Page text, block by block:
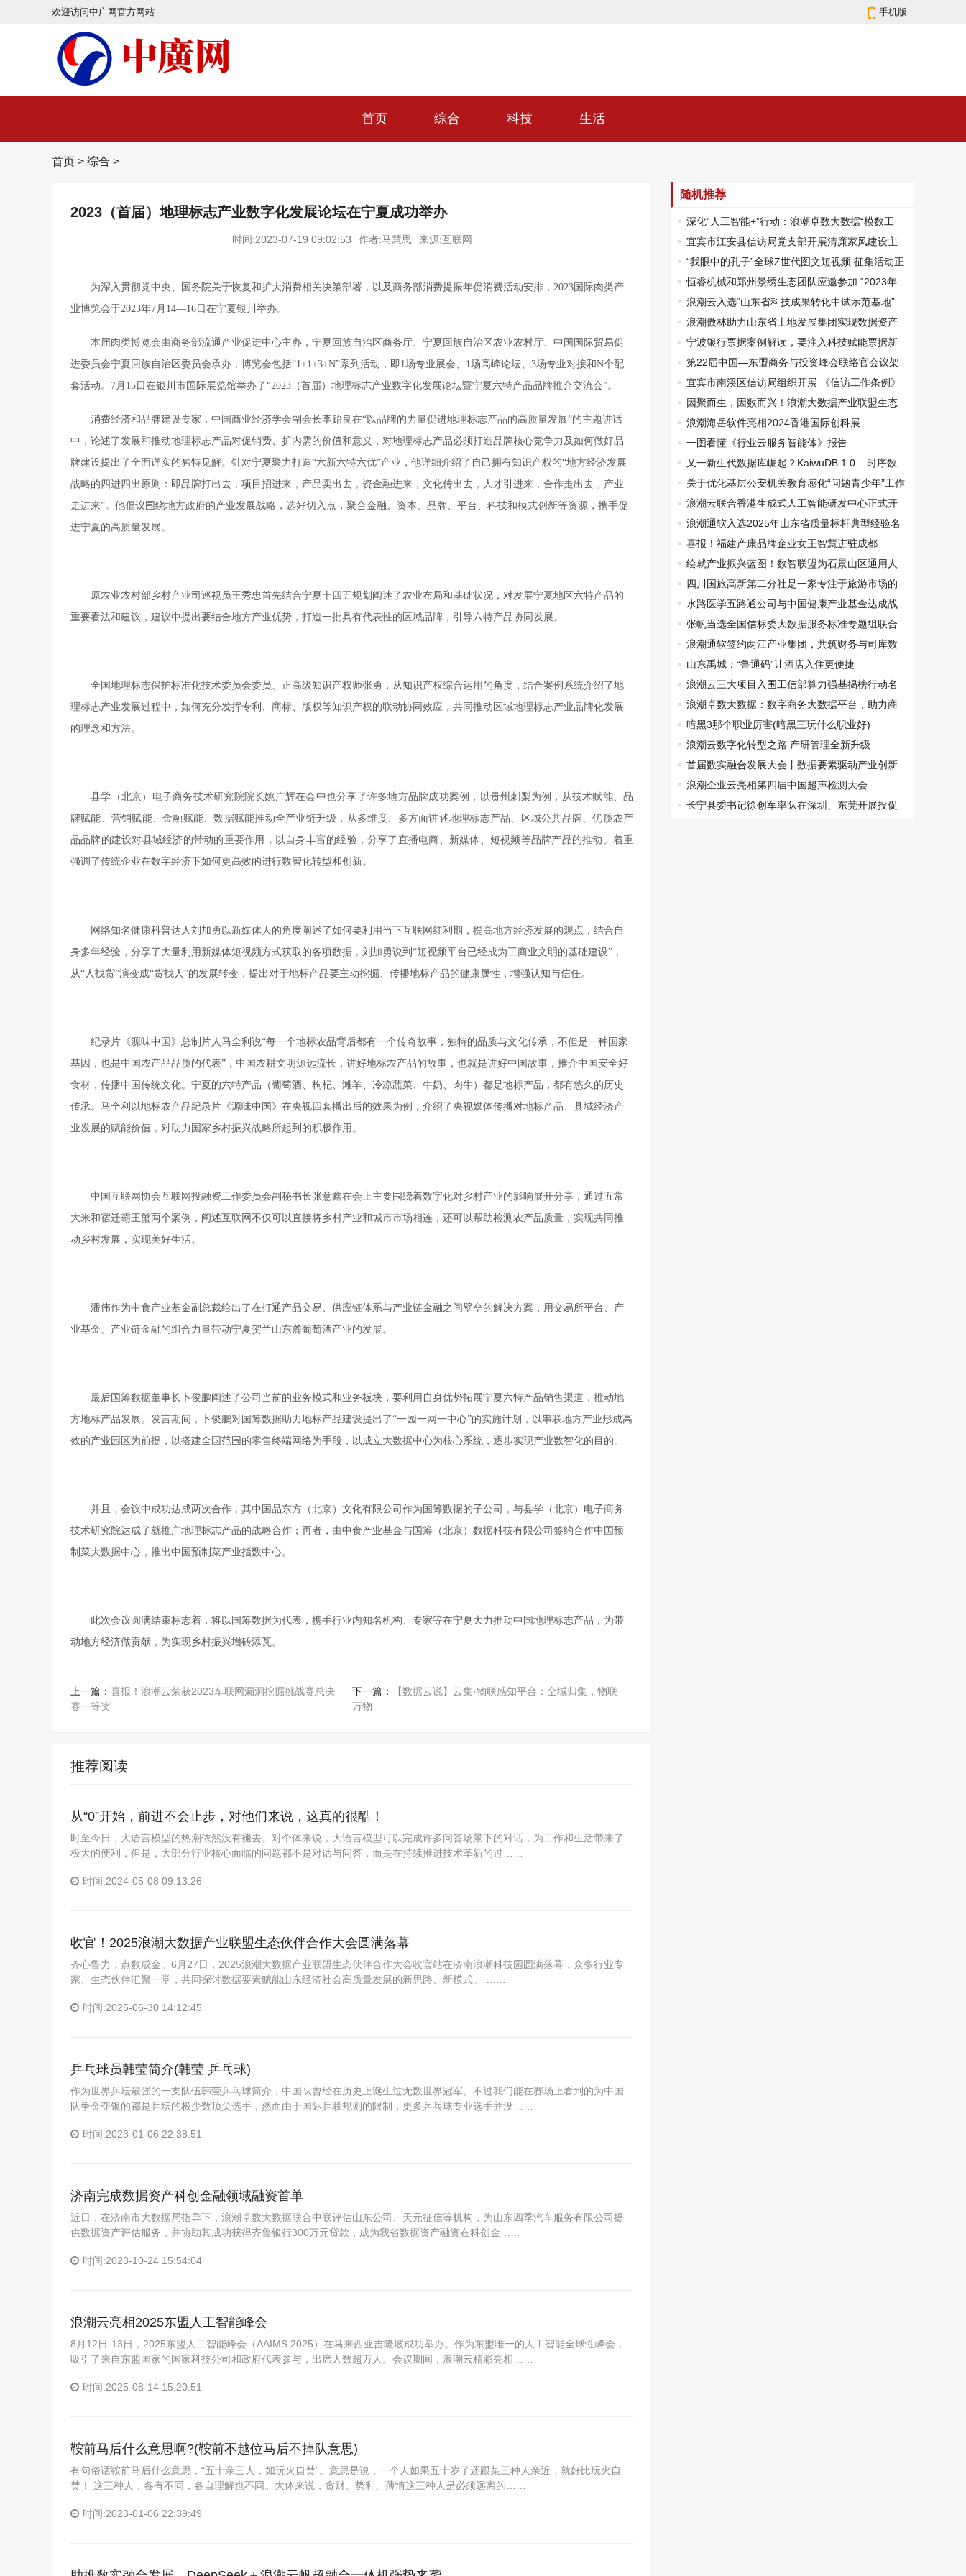
欢迎访问中广网官方网站 手机版
首页 综合 科技 生活
首页 > 综合 >
2023（首届）地理标志产业数字化发展论坛在宁夏成功举办
时间:2023-07-19 09:02:53 作者:马慧思 来源:互联网
为深入贯彻党中央、国务院关于恢复和扩大消费相关决策部署，以及商务部消费提振年促消费活动安排，2023国际肉类产
业博览会于2023年7月14—16日在宁夏银川举办。
本届肉类博览会由商务部流通产业促进中心主办，宁夏回族自治区商务厅、宁夏回族自治区农业农村厅、中国国际贸易促
进委员会宁夏回族自治区委员会承办，博览会包括“1+1+3+N”系列活动，即1场专业展会、1场高峰论坛、3场专业对接和N个配
套活动。7月15日在银川市国际展览馆举办了“2023（首届）地理标志产业数字化发展论坛暨宁夏六特产品品牌推介交流会”。
消费经济和品牌建设专家，中国商业经济学会副会长李贻良在“以品牌的力量促进地理标志产品的高质量发展”的主题讲话
中，论述了发展和推动地理标志产品对促销费、扩内需的价值和意义，对地理标志产品必须打造品牌核心竞争力及如何做好品
牌建设提出了全面详实的独特见解。针对宁夏聚力打造“六新六特六优”产业，他详细介绍了自己拥有知识产权的“地方经济发展
战略的四进四出原则：即品牌打出去，项目招进来，产品卖出去，资金融进来，文化传出去，人才引进来，合作走出去，产业
走进来”。他倡议围绕地方政府的产业发展战略，选好切入点，聚合金融、资本、品牌、平台、科技和模式创新等资源，携手促
进宁夏的高质量发展。
原农业农村部乡村产业司巡视员王秀忠首先结合宁夏十四五规划阐述了农业布局和基础状况，对发展宁夏地区六特产品的
重要看法和建议，建议中提出要结合地方产业优势，打造一批具有代表性的区域品牌，引导六特产品协同发展。
全国地理标志保护标准化技术委员会委员、正高级知识产权师张勇，从知识产权综合运用的角度，结合案例系统介绍了地
理标志产业发展过程中，如何充分发挥专利、商标、版权等知识产权的联动协同效应，共同推动区域地理标志产业品牌化发展
的理念和方法。
县学（北京）电子商务技术研究院院长姚广辉在会中也分享了许多地方品牌成功案例，以贵州刺梨为例，从技术赋能、品
牌赋能、营销赋能、金融赋能、数据赋能推动全产业链升级，从多维度、多方面讲述地理标志产品、区域公共品牌、优质农产
品品牌的建设对县域经济的带动的重要作用，以自身丰富的经验，分享了直播电商、新媒体、短视频等品牌产品的推动。着重
强调了传统企业在数字经济下如何更高效的进行数智化转型和创新。
网络知名健康科普达人刘加勇以新媒体人的角度阐述了如何要利用当下互联网红利期，提高地方经济发展的观点，结合自
身多年经验，分享了大量利用新媒体短视频方式获取的各项数据，刘加勇说到“短视频平台已经成为工商业文明的基础建设”，
从“人找货”演变成“货找人”的发展转变，提出对于地标产品要主动挖掘、传播地标产品的健康属性，增强认知与信任。
纪录片《源味中国》总制片人马全利说“每一个地标农品背后都有一个传奇故事，独特的品质与文化传承，不但是一种国家
基因，也是中国农产品品质的代表”，中国农耕文明源远流长，讲好地标农产品的故事，也就是讲好中国故事，推介中国安全好
食材，传播中国传统文化。宁夏的六特产品（葡萄酒、枸杞、滩羊、冷凉蔬菜、牛奶、肉牛）都是地标产品，都有悠久的历史
传承。马全利以地标农产品纪录片《源味中国》在央视四套播出后的效果为例，介绍了央视媒体传播对地标产品、县域经济产
业发展的赋能价值，对助力国家乡村振兴战略所起到的积极作用。
中国互联网协会互联网投融资工作委员会副秘书长张意鑫在会上主要围绕着数字化对乡村产业的影响展开分享，通过五常
大米和宿迁霸王蟹两个案例，阐述互联网不仅可以直接将乡村产业和城市市场相连，还可以帮助检测农产品质量，实现共同推
动乡村发展，实现美好生活。
潘伟作为中食产业基金副总裁给出了在打通产品交易、供应链体系与产业链金融之间壁垒的解决方案，用交易所平台、产
业基金、产业链金融的组合力量带动宁夏贺兰山东麓葡萄酒产业的发展。
最后国筹数据董事长卜俊鹏阐述了公司当前的业务模式和业务板块，要利用自身优势拓展宁夏六特产品销售渠道，推动地
方地标产品发展。发言期间，卜俊鹏对国筹数据助力地标产品建设提出了“一园一网一中心”的实施计划，以串联地方产业形成高
效的产业园区为前提，以搭建全国范围的零售终端网络为手段，以成立大数据中心为核心系统，逐步实现产业数智化的目的。
并且，会议中成功达成两次合作，其中国品东方（北京）文化有限公司作为国筹数据的子公司，与县学（北京）电子商务
技术研究院达成了就推广地理标志产品的战略合作；再者，由中食产业基金与国筹（北京）数据科技有限公司签约合作中国预
制菜大数据中心，推出中国预制菜产业指数中心。
此次会议圆满结束标志着，将以国筹数据为代表，携手行业内知名机构、专家等在宁夏大力推动中国地理标志产品，为带
动地方经济做贡献，为实现乡村振兴增砖添瓦。
上一篇： 喜报！浪潮云荣获2023车联网漏洞挖掘挑战赛总决
赛一等奖
下一篇：
【数据云说】云集·物联感知平台：全域归集，物联
万物
推荐阅读
从“0”开始，前进不会止步，对他们来说，这真的很酷！
时至今日，大语言模型的热潮依然没有褪去。对个体来说，大语言模型可以完成许多问答场景下的对话，为工作和生活带来了
极大的便利，但是，大部分行业核心面临的问题都不是对话与问答，而是在持续推进技术革新的过……
时间:2024-05-08 09:13:26
收官！2025浪潮大数据产业联盟生态伙伴合作大会圆满落幕
齐心鲁力，点数成金。6月27日，2025浪潮大数据产业联盟生态伙伴合作大会收官站在济南浪潮科技园圆满落幕，众多行业专
家、生态伙伴汇聚一堂，共同探讨数据要素赋能山东经济社会高质量发展的新思路、新模式。 ……
时间:2025-06-30 14:12:45
乒乓球员韩莹简介(韩莹 乒乓球)
作为世界乒坛最强的一支队伍韩莹乒乓球简介，中国队曾经在历史上诞生过无数世界冠军。不过我们能在赛场上看到的为中国
队争金夺银的都是乒坛的极少数顶尖选手，然而由于国际乒联规则的限制，更多乒乓球专业选手并没……
时间:2023-01-06 22:38:51
济南完成数据资产科创金融领域融资首单
近日，在济南市大数据局指导下，浪潮卓数大数据联合中联评估山东公司、天元征信等机构，为山东四季汽车服务有限公司提
供数据资产评估服务，并协助其成功获得齐鲁银行300万元贷款，成为我省数据资产融资在科创金……
时间:2023-10-24 15:54:04
浪潮云亮相2025东盟人工智能峰会
8月12日-13日，2025东盟人工智能峰会（AAIMS 2025）在马来西亚吉隆坡成功举办。作为东盟唯一的人工智能全球性峰会，
吸引了来自东盟国家的国家科技公司和政府代表参与，出席人数超万人。会议期间，浪潮云精彩亮相……
时间:2025-08-14 15:20:51
鞍前马后什么意思啊?(鞍前不越位马后不掉队意思)
有句俗话鞍前马后什么意思，“五十亲三人，如玩火自焚”。意思是说，一个人如果五十岁了还跟某三种人亲近，就好比玩火自
焚！ 这三种人，各有不同，各自理解也不同。大体来说，贪财、势利、薄情这三种人是必须远离的……
时间:2023-01-06 22:39:49
随机推荐
深化“人工智能+”行动：浪潮卓数大数据“模数工
坊”重装升级，激活数据要素新动能
宜宾市江安县信访局党支部开展清廉家风建设主
题党日活动
“我眼中的孔子”全球Z世代图文短视频 征集活动正
式启动
恒睿机械和郑州景绣生态团队应邀参加 “2023年
黄河流域生态修复技术创新论坛”
浪潮云入选“山东省科技成果转化中试示范基地”
浪潮傲林助力山东省土地发展集团实现数据资产
入表宁波银行票据案例解读，要注入科技赋能票据新
形式第22届中国—东盟商务与投资峰会联络官会议架
起共商共办沟通桥梁
宜宾市南溪区信访局组织开展 《信访工作条例》
知识竞赛
因聚而生，因数而兴！浪潮大数据产业联盟生态
伙伴合作大会-四川站成功举办
浪潮海岳软件亮相2024香港国际创科展
一图看懂《行业云服务智能体》报告
又一新生代数据库崛起？KaiwuDB 1.0 – 时序数
据库正式发布
关于优化基层公安机关教育感化“问题青少年”工作
的路径探索
浪潮云联合香港生成式人工智能研发中心正式开
通Token出海服务
浪潮通软入选2025年山东省质量标杆典型经验名
单喜报！福建产康品牌企业女王智慧进驻成都
绘就产业振兴蓝图！数智联盟为石景山区通用人
工智能大模型产业集聚区注入强劲动能
四川国旅高新第二分社是一家专注于旅游市场的
企业水路医学五路通公司与中国健康产业基金达成战
略合作
张帆当选全国信标委大数据服务标准专题组联合
组长浪潮通软签约两江产业集团，共筑财务与司库数
智化新篇章
山东禹城：“鲁通码”让酒店入住更便捷
浪潮云三大项目入围工信部算力强基揭榜行动名
单浪潮卓数大数据：数字商务大数据平台，助力商
务数字化转型高质量、跨越式发展
暗黑3那个职业厉害(暗黑三玩什么职业好)
浪潮云数字化转型之路 产研管理全新升级
首届数实融合发展大会丨数据要素驱动产业创新
发展论坛成功举办
浪潮企业云亮相第四届中国超声检测大会
长宁县委书记徐创军率队在深圳、东莞开展投促